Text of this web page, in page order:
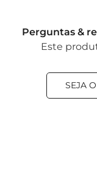
Perguntas &
Este
SEJA